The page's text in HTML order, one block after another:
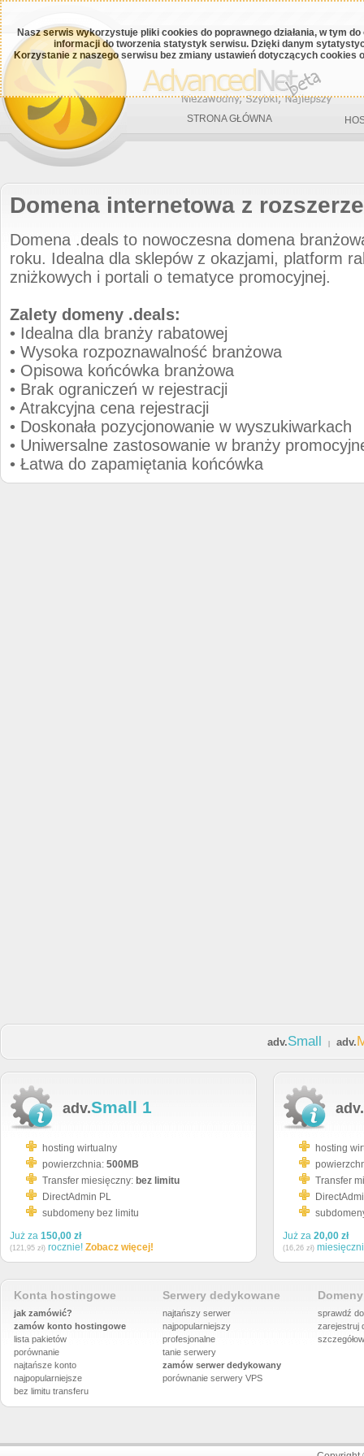
Nasz serwis wykorzystuje pliki cookies do poprawnego działania, w tym
informacji do tworzenia statystyk serwisu. Dzięki danym
Korzystanie z naszego serwisu bez zmiany ustawień dotyczących cookies
STRONA GŁÓWNA
Domena internetowa z
Domena .deals to nowoczesna domena
roku. Idealna dla sklepów z okazjami, platform
zniżkowych i portali o tematyce promocyjnej.
Zalety domeny .deals:
• Idealna dla branży rabatowej
• Wysoka rozpoznawalność branżowa
• Opisowa końcówka branżowa
• Brak ograniczeń w rejestracji
• Atrakcyjna cena rejestracji
• Doskonała pozycjonowanie w wyszukiwarkach
• Uniwersalne zastosowanie w branży
• Łatwa do zapamiętania końcówka
adv.Small adv.
adv.Small 1
hosting wirtualny
powierzchnia: 500MB
Transfer miesięczny: bez limitu
DirectAdmin PL
subdomeny bez limitu
Już za 150,00 zł
(121,95 zł) rocznie! Zobacz więcej!
adv.
hosting
Transfer
Już za 20,00 zł
(16,26 zł)
Konta hostingowe
jak zamówić?
zamów konto hostingowe
lista pakietów
porównanie
najtańsze konto
najpopularniejsze
bez limitu transferu
Serwery dedykowane
najtańszy serwer
najpopularniejszy
profesjonalne
tanie serwery
zamów serwer dedykowany
porównanie serwery VPS
sprawdź
zarejestruj